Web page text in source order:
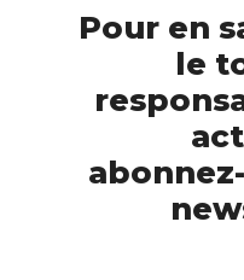
Pour en
le